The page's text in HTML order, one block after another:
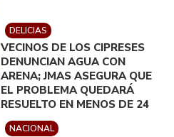
DELICIAS
VECINOS DE LOS CIPRESES
DENUNCIAN AGUA CON
ARENA; JMAS ASEGURA QUE
EL PROBLEMA QUEDARÁ
RESUELTO EN MENOS DE 24
HORAS
NACIONAL